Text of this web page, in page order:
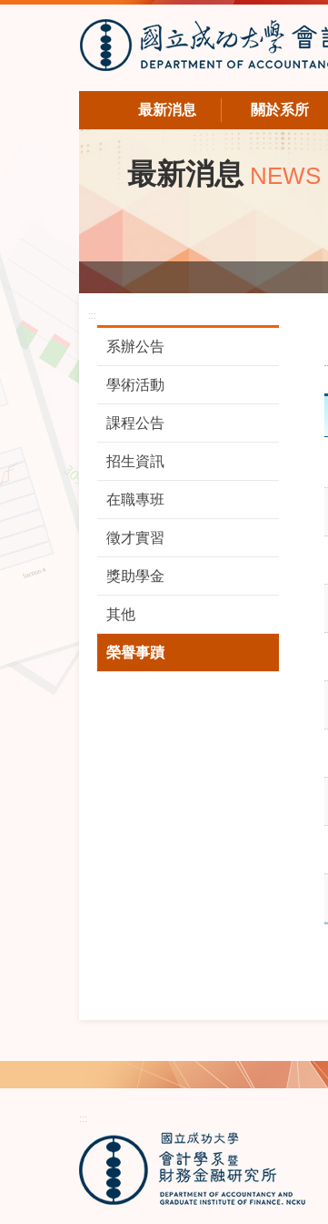
最新消息 關於系所
最新消息 NEWS
:::
系辦公告
學術活動
課程公告
招生資訊
在職專班
徵才實習
獎助學金
其他
榮譽事蹟
:::